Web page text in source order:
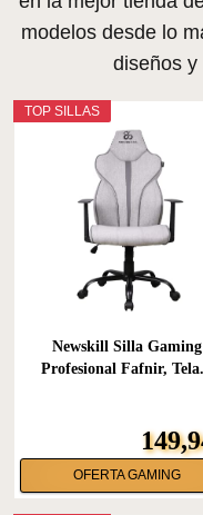
modelos desde lo
diseños y
TOP SILLAS
Newskill Silla Gaming
Profesional Fafnir,
OFERTA GAMING